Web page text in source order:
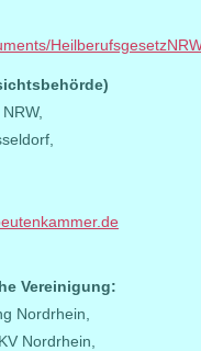
Vereinigung:
Nordrhein,
Nordrhein,